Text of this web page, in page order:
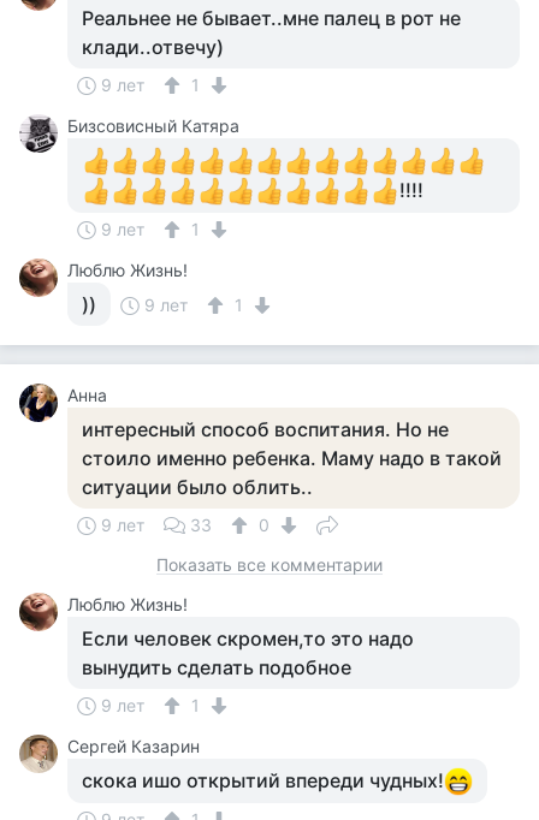
Реальнее не бывает..мне палец в рот не
клади..отвечу)
9 лет
1
Бизсовисный Катяра
!!!!
9 лет
1
Люблю Жизнь!
)) 9 лет 1
Анна
интересный способ воспитания. Но не
стоило именно ребенка. Маму надо в такой
ситуации было облить..
9 лет 33
0
Показать все комментарии
Люблю Жизнь!
Если человек скромен,то это надо
вынудить сделать подобное
9 лет
1
Сергей Казарин
скока ишо открытий впереди чудных!